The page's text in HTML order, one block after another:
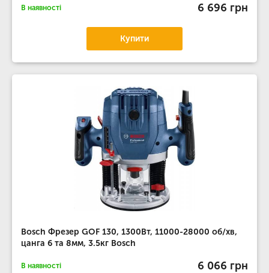
В наявності 6 696 грн
Купити
Bosch Фрезер GOF 130, 1300Вт, 11000-28000 об/хв,
цанга 6 та 8мм, 3.5кг Bosch
В наявності 6 066 грн